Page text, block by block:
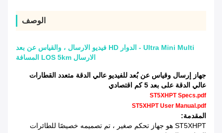
الوصف
Ultra Mini Multi - الدوار HD فيديو الارسال ، والقياس عن بعد
الارسال LOS 5km المسافة
جهاز إرسال وقياس عن بُعد للفيديو عالي الدقة متعدد القطارات
عالي الدقة على بعد 5 كم اقتصادي
ST5XHPT Specs.pdf
ST5XHPT User Manual.pdf
المقدمة:
ST5XHPT هو جهاز تحكم صغير ، تم تصميمه خصيصًا للطائرات